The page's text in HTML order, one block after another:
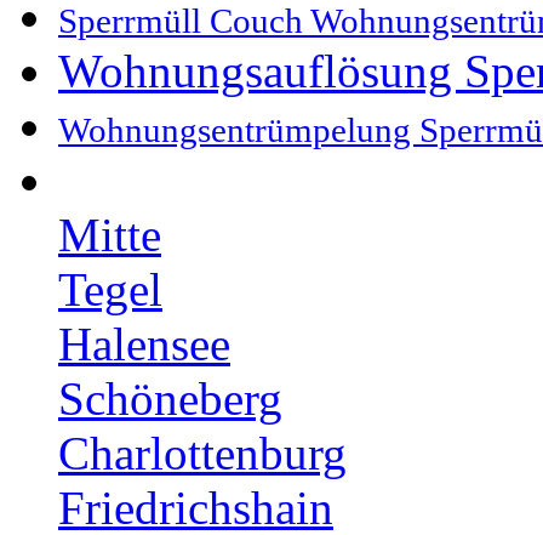
Sperrmüll Couch
Wohnungsauflösung
Wohnungsentrümpelung
Mitte
Tegel
Halensee
Schöneberg
Charlottenburg
Friedrichshain